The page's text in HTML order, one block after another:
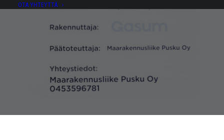
OTA YHTEYTTÄ